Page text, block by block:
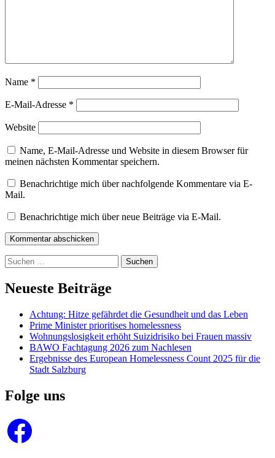
Name *
E-Mail-Adresse *
Website
Name, E-Mail-Adresse und Website in diesem Browser für
meinen nächsten Kommentar speichern.
Benachrichtige mich über nachfolgende Kommentare via E-
Mail.
Benachrichtige mich über neue Beiträge via E-Mail.
Kommentar abschicken
Suchen
nach:
Neueste Beiträge
Achtung: Hitze gefährdet die Gesundheit und das Leben
Prime Minister prioritises homelessness
Wohnungslosigkeit erhöht Suizidrisiko bei Frauen massiv
BAWO Fachtagung 2026 zum Nachlesen
Ergebnisse des European Homelessness Count 2025 für die
Stadt Salzburg
Folge uns
Facebook